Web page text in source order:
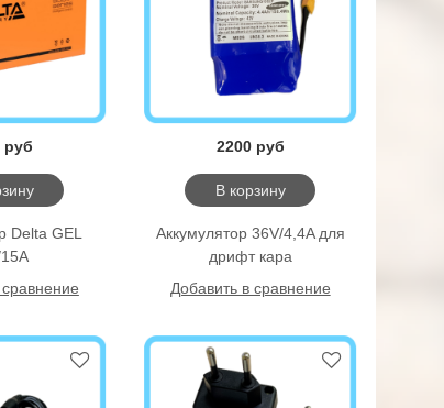
руб
Delta GEL
2200 руб
В корзину
Аккумулятор 36V/4,4A для
дрифт кара
Добавить в сравнение